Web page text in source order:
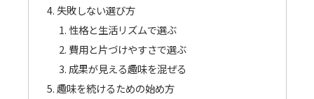
失敗しない選び方
性格と生活リズムで選ぶ
費用と片づけやすさで選ぶ
成果が見える趣味を混ぜる
趣味を続けるための始め方